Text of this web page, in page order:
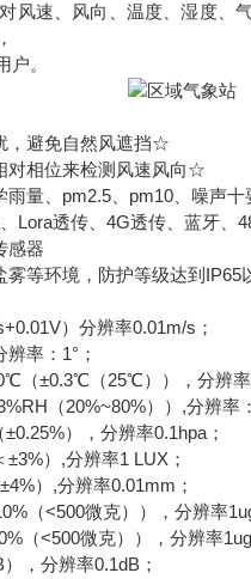
速、风向、温度、湿度、
。
避免自然风遮挡☆
相位来检测风速风向☆
量、pm2.5、pm10、噪声
透传、4G透传、蓝牙、
感器
等环境，防护等级达到IP65
）分辨率0.01m/s；
率：1°；
（±0.3℃（25℃）），分辨率
（20%~80%））,分辨率
），分辨率0.1hpa；
）,分辨率1 LUX；
）,分辨率0.01mm；
（<500微克）），分辨率
<500微克）），分辨率1ug/
，分辨率0.1dB；